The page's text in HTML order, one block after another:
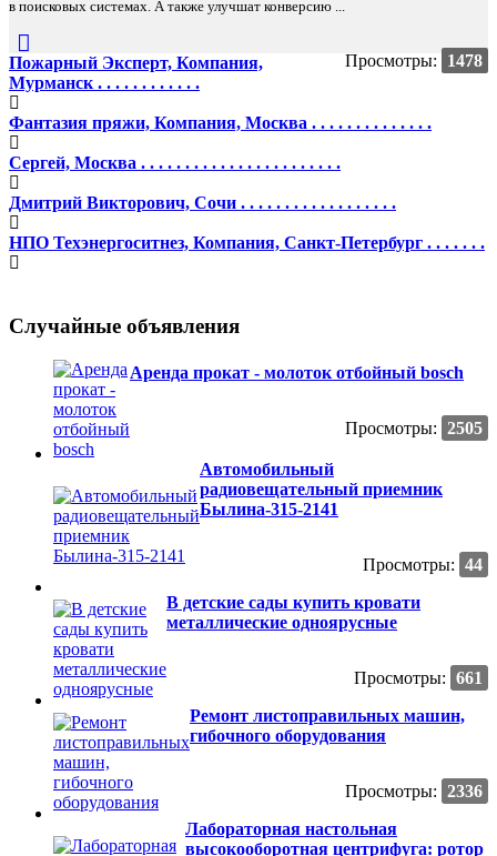
в поисковых системах. А также улучшат конверсию ...
Просмотры: 1478
Пожарный Эксперт, Компания,
Мурманск . . . . . . . . . . . .
Фантазия пряжи, Компания, Москва . . . . . . . . . . . . . .
Сергей, Москва . . . . . . . . . . . . . . . . . . . . . . .
Дмитрий Викторович, Сочи . . . . . . . . . . . . . . . . . .
НПО Техэнергоситнез, Компания, Санкт-Петербург . . . . . . .
Случайные объявления
Аренда прокат - молоток отбойный bosch
Просмотры: 2505
Автомобильный
радиовещательный приемник
Былина-315-2141
Просмотры: 44
В детские сады купить кровати
металлические одноярусные
Просмотры: 661
Ремонт листоправильных машин,
гибочного оборудования
Просмотры: 2336
Лабораторная настольная
высокооборотная центрифуга: ротор